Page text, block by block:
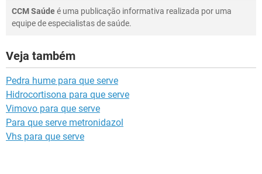
CCM Saúdeé uma publicação informativa realizada por uma
equipe de especialistas de saúde.
Veja também
Pedra hume para que serve
Hidrocortisona para que serve
Vimovo para que serve
Para que serve metronidazol
Vhs para que serve